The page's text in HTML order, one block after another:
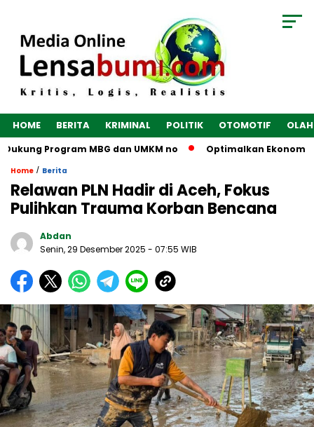
HOME BERITA KRIMINAL POLITIK OTOMOTIF
Program MBG dan UMKM no Optimalkan Ekonomi
Home / Berita
Relawan PLN Hadir di Aceh, Fokus
Pulihkan Trauma Korban Bencana
Abdan
Senin, 29 Desember 2025 - 07:55 WIB